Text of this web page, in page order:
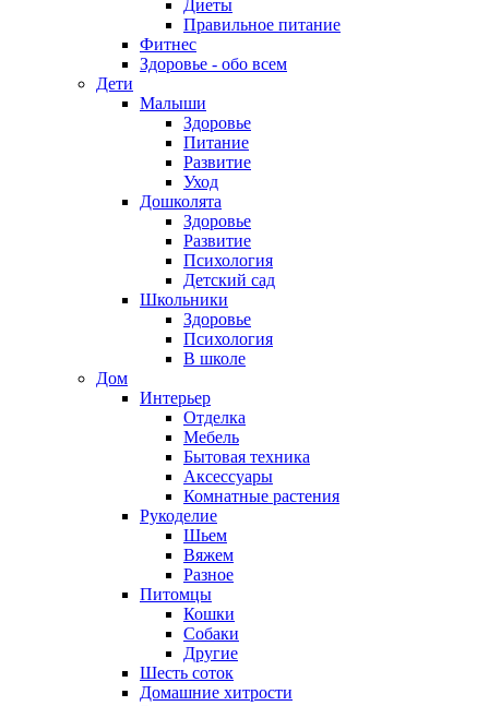
Диеты
Правильное питание
Фитнес
Здоровье - обо всем
Дети
Малыши
Здоровье
Питание
Развитие
Уход
Дошколята
Здоровье
Развитие
Психология
Детский сад
Школьники
Здоровье
Психология
В школе
Дом
Интерьер
Отделка
Мебель
Бытовая техника
Аксессуары
Комнатные растения
Рукоделие
Шьем
Вяжем
Разное
Питомцы
Кошки
Собаки
Другие
Шесть соток
Домашние хитрости